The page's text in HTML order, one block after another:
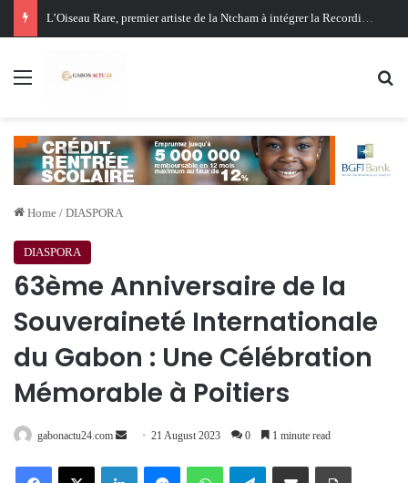
Oligui Nguema au Ghana : Libreville mise sur Accra pour renforcer sa stratégie diplomatique et économique
Menu
Home / DIASPORA
DIASPORA
63ème Anniversaire de la
Souveraineté Internationale
du Gabon : Une Célébration
Mémorable à Poitiers
gabonactu24.com
Send 21 August 2023 0 1 minute read
FacebookX LinkedInMessengerWhatsAppTelegramShare via Email Print